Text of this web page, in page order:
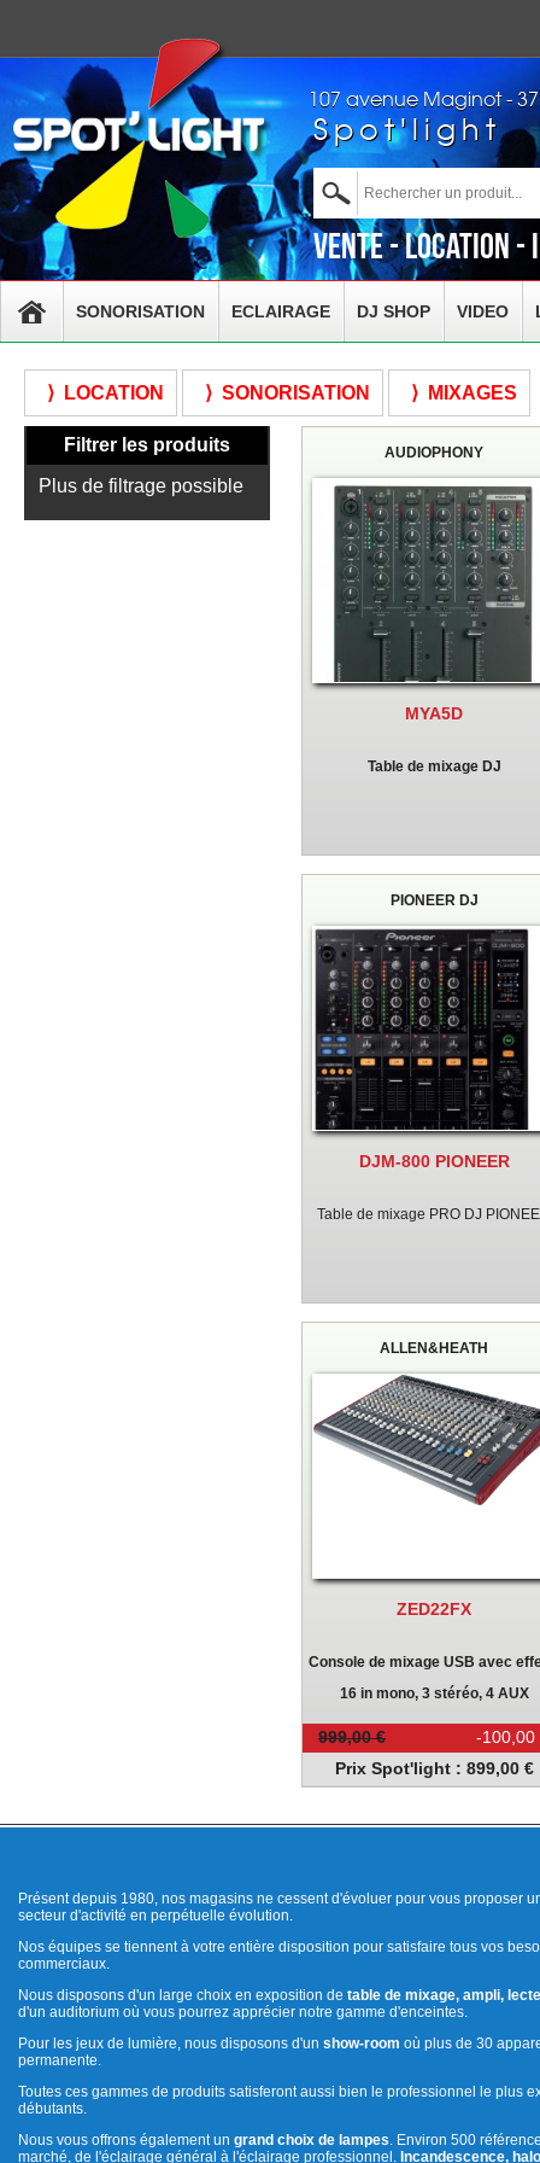
Spot'light
107 avenue Maginot -
Vente - Location
SONORISATION ECLAIRAGE DJ SHOP VIDEO
⟩ LOCATION ⟩ SONORISATION ⟩ MIXAGES
Filtrer les produits
Plus de filtrage possible
AUDIOPHONY
MYA5D
Table de mixage DJ
PIONEER DJ
DJM-800 PIONEER
Table de mixage PRO DJ
ALLEN&HEATH
ZED22FX
Console de mixage USB avec
16 in mono, 3 stéréo, 4 AUX
-100,00
999,00 €
Prix Spot'light : 899,00 €
Présent depuis 1980, nos magasins ne cessent d'évoluer pour vous proposer
secteur d'activité en perpétuelle évolution.
Nos équipes se tiennent à votre entière disposition pour satisfaire tous vos
commerciaux.
Nous disposons d'un large choix en exposition de table de mixage, ampli,
d'un auditorium où vous pourrez apprécier notre gamme d'enceintes.
Pour les jeux de lumière, nous disposons d'un show-room où plus de 30
permanente.
Toutes ces gammes de produits satisferont aussi bien le professionnel le plus
débutants.
Nous vous offrons également un grand choix de lampes . Environ 500
marché, de l'éclairage général à l'éclairage professionnel. Incandescence,